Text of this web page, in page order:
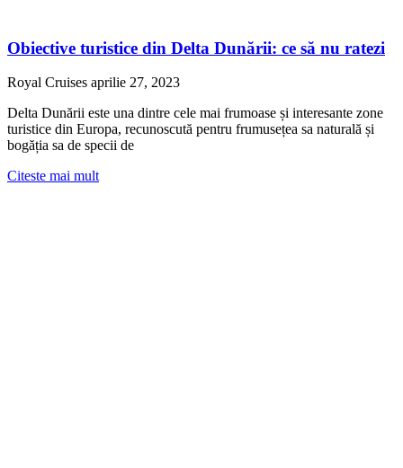
Obiective turistice din Delta Dunării: ce să nu ratezi
Royal Cruises aprilie 27, 2023
Delta Dunării este una dintre cele mai frumoase și interesante zone
turistice din Europa, recunoscută pentru frumusețea sa naturală și
bogăția sa de specii de
Citeste mai mult